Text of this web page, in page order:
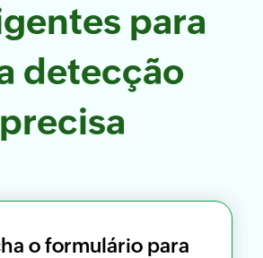
para
detecção
precisa
o formulário para